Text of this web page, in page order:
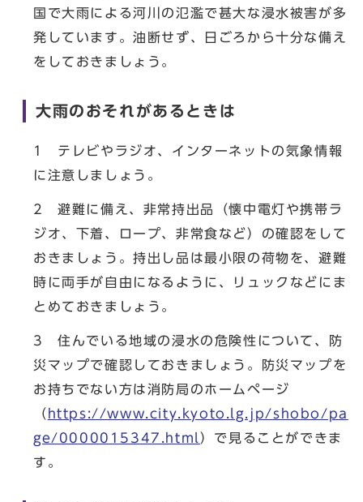
国で大雨による河川の氾濫で甚大な浸水被害が多
発しています。油断せず、日ごろから十分な備え
をしておきましょう。
大雨のおそれがあるときは
1 テレビやラジオ、インターネットの気象情報
に注意しましょう。
2 避難に備え、非常持出品（懐中電灯や携帯ラ
ジオ、下着、ロープ、非常食など）の確認をして
おきましょう。持出し品は最小限の荷物を、避難
時に両手が自由になるように、リュックなどにま
とめておきましょう。
3 住んでいる地域の浸水の危険性について、防
災マップで確認しておきましょう。防災マップを
お持ちでない方は消防局のホームページ
（ https://www.city.kyoto.lg.jp/shobo/pa
ge/0000015347.html ）で見ることができま
す。